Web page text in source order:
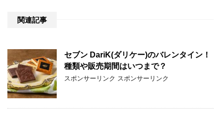
関連記事
セブン DariK(ダリケー)のバレンタイン！
種類や販売期間はいつまで？
スポンサーリンク スポンサーリンク